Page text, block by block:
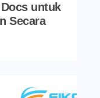
untuk
Secara